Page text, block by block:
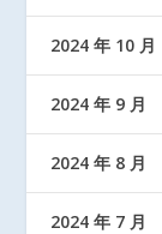
2024 年 10 月
2024 年 9 月
2024 年 8 月
2024 年 7 月